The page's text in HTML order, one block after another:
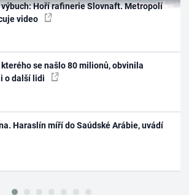
Hoří rafinerie Slovnaft. Metropolí
video
se našlo 80 milionů, obvinila
o další lidi
Haraslín míří do Saúdské Arábie, uvádí